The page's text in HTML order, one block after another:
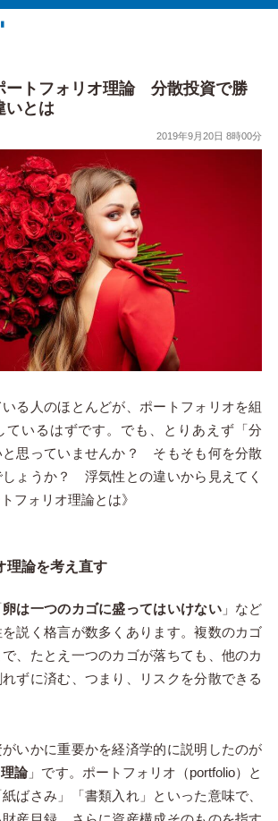
ートフォリオ理論 分散投資で勝
いとは
2019年9月20日 8時00分
いる人のほとんどが、ポートフォリオを組
ているはずです。でも、とりあえず「分
と思っていませんか？ そもそも何を分散
しょうか？ 浮気性との違いから見えてく
フォリオ理論とは》
理論を考え直す
卵は一つのカゴに盛ってはいけない」など
説く格言が数多くあります。複数のカゴ
、たとえ一つのカゴが落ちても、他のカ
ずに済む、つまり、リスクを分散できる
いかに重要かを経済学的に説明したのが
論」です。ポートフォリオ（portfolio）と
ばさみ」「書類入れ」といった意味で、